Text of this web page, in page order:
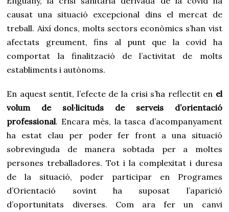
causat una situació excepcional dins el mercat de
treball. Així doncs, molts sectors econòmics s’han vist
afectats greument, fins al punt que la covid ha
comportat la finalització de l’activitat de molts
establiments i autònoms.
En aquest sentit, l’efecte de la crisi s’ha reflectit en el
volum de sol·licituds de serveis d’orientació
professional. Encara més, la tasca d’acompanyament
ha estat clau per poder fer front a una situació
sobrevinguda de manera sobtada per a moltes
persones treballadores. Tot i la complexitat i duresa
de la situació, poder participar en Programes
d’Orientació sovint ha suposat l’aparició
d’oportunitats diverses. Com ara fer un canvi